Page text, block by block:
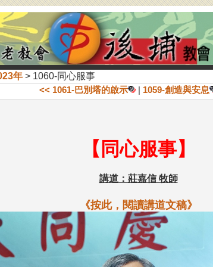
年> 1060-同心服事
<< 1061-巴別塔的啟示
| 1059-創造與安息
【同心服事】
講道：莊嘉信 牧師
《按此，閱讀講道文稿》